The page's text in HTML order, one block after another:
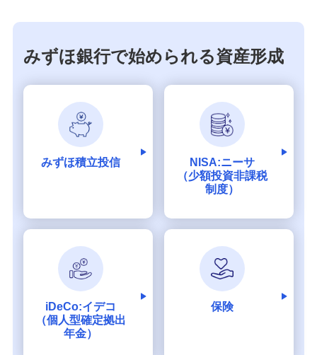
みずほ銀行で始められる資産形成
みずほ積立投信
NISA:ニーサ
（少額投資非課税
制度）
iDeCo:イデコ
（個人型確定拠出
年金）
保険